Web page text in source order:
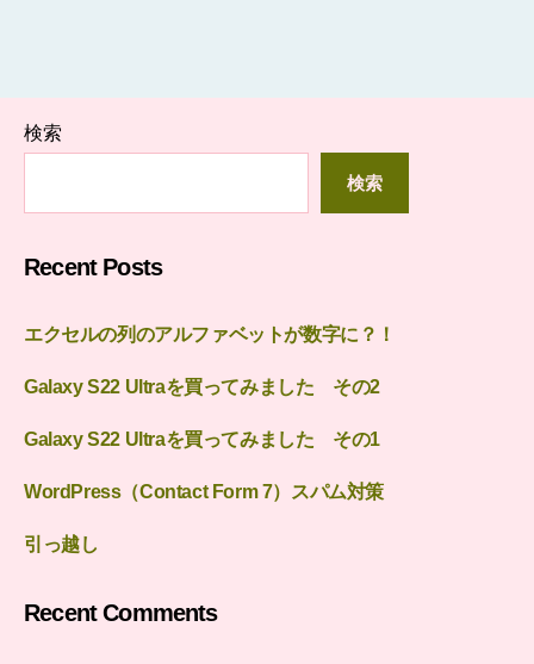
検索
検索
Recent Posts
エクセルの列のアルファベットが数字に？！
Galaxy S22 Ultraを買ってみました その2
Galaxy S22 Ultraを買ってみました その1
WordPress（Contact Form 7）スパム対策
引っ越し
Recent Comments